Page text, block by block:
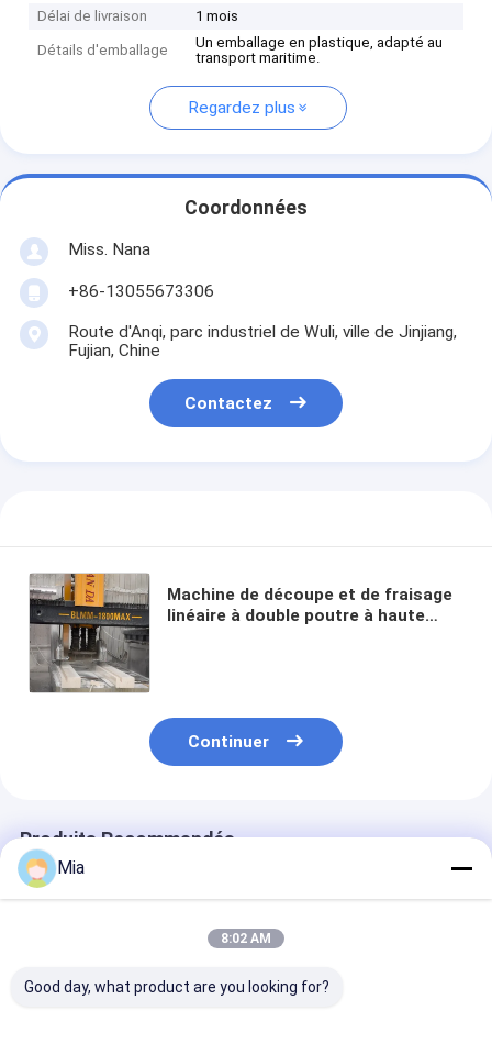
Délai de livraison
1 mois
Détails d'emballage
Un emballage en plastique, adapté au
transport maritime.
Regardez plus
Coordonnées
Miss. Nana
+86-13055673306
Route d'Anqi, parc industriel de Wuli, ville de Jinjiang,
Fujian, Chine
Contactez
Machine de découpe et de fraisage
linéaire à double poutre à haute
Continuer
Produits Recommandés
Mia
8:02 AM
Good day, what product are you looking for?